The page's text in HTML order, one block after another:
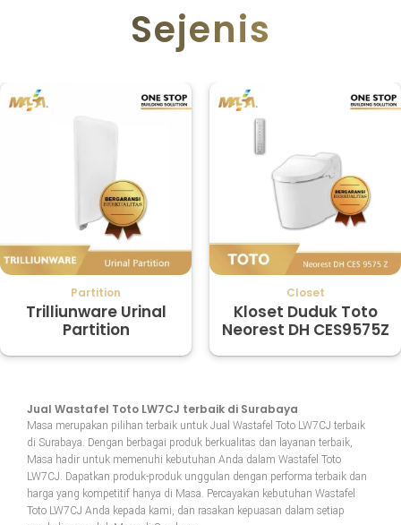
Sejenis
Partition
Trilliunware Urinal
Partition
Closet
Kloset Duduk Toto
Neorest DH CES9575Z
Jual Wastafel Toto LW7CJ terbaik di Surabaya
Masa merupakan pilihan terbaik untuk Jual Wastafel Toto LW7CJ terbaik
di Surabaya. Dengan berbagai produk berkualitas dan layanan terbaik,
Masa hadir untuk memenuhi kebutuhan Anda dalam Wastafel Toto
LW7CJ. Dapatkan produk-produk unggulan dengan performa terbaik dan
harga yang kompetitif hanya di Masa. Percayakan kebutuhan Wastafel
Toto LW7CJ Anda kepada kami, dan rasakan kepuasan dalam setiap